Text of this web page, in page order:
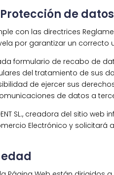
de
con las directrices
por garantizar un correcto
formulario de recabo de
del tratamiento de sus
de ejercer sus
de datos a
SL., creadora del sitio
Electrónico y